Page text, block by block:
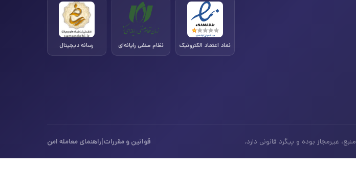
نماد اعتماد الکترونیک نظام صنفی رایانه‌ای رسانه دیجیتال
قوانین و مقررات|راهنمای معامله امن